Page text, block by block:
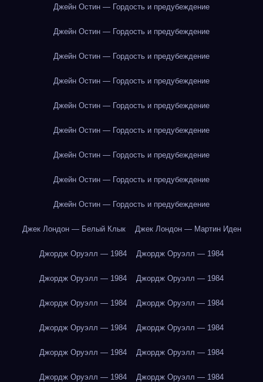
Джейн Остин — Гордость и предубеждение
Джейн Остин — Гордость и предубеждение
Джейн Остин — Гордость и предубеждение
Джейн Остин — Гордость и предубеждение
Джейн Остин — Гордость и предубеждение
Джейн Остин — Гордость и предубеждение
Джейн Остин — Гордость и предубеждение
Джейн Остин — Гордость и предубеждение
Джейн Остин — Гордость и предубеждение
Джек Лондон — Белый Клык Джек Лондон — Мартин Иден
Джордж Оруэлл — 1984 Джордж Оруэлл — 1984
Джордж Оруэлл — 1984 Джордж Оруэлл — 1984
Джордж Оруэлл — 1984 Джордж Оруэлл — 1984
Джордж Оруэлл — 1984 Джордж Оруэлл — 1984
Джордж Оруэлл — 1984 Джордж Оруэлл — 1984
Джордж Оруэлл — 1984 Джордж Оруэлл — 1984